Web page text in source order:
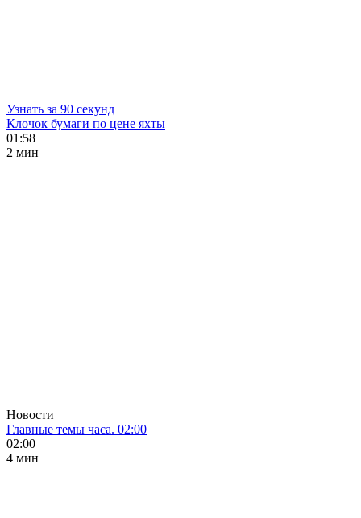
Узнать за 90 секунд
Клочок бумаги по цене яхты
01:58
2 мин
Новости
Главные темы часа. 02:00
02:00
4 мин